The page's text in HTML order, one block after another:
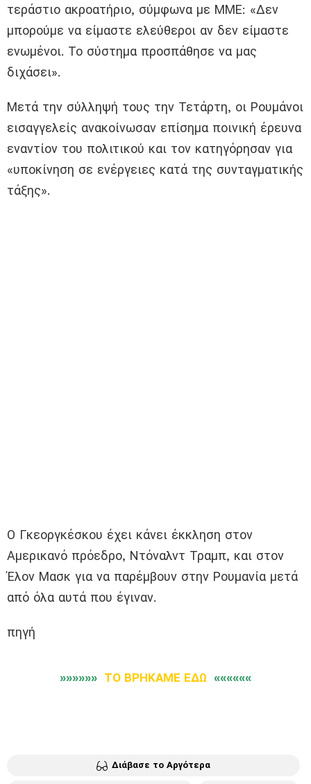
τεράστιο ακροατήριο, σύμφωνα με ΜΜΕ: «Δεν
μπορούμε να είμαστε ελεύθεροι αν δεν είμαστε
ενωμένοι. Το σύστημα προσπάθησε να μας
διχάσει».
Μετά την σύλληψή τους την Τετάρτη, οι Ρουμάνοι
εισαγγελείς ανακοίνωσαν επίσημα ποινική έρευνα
εναντίον του πολιτικού και τον κατηγόρησαν για
«υποκίνηση σε ενέργειες κατά της συνταγματικής
τάξης».
Ο Γκεοργκέσκου έχει κάνει έκκληση στον
Αμερικανό πρόεδρο, Ντόναλντ Τραμπ, και στον
Έλον Μασκ για να παρέμβουν στην Ρουμανία μετά
από όλα αυτά που έγιναν.
πηγή
»»»»»» ΤΟ ΒΡΗΚΑΜΕ ΕΔΩ ««««««
Διάβασε το Αργότερα